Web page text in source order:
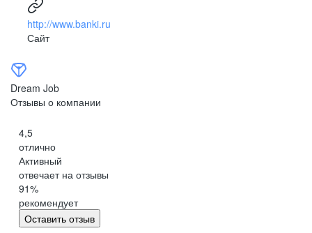
http://www.banki.ru
Сайт
Dream Job
Отзывы о компании
4,5
отлично
Активный
отвечает на отзывы
91%
рекомендует
Оставить отзыв